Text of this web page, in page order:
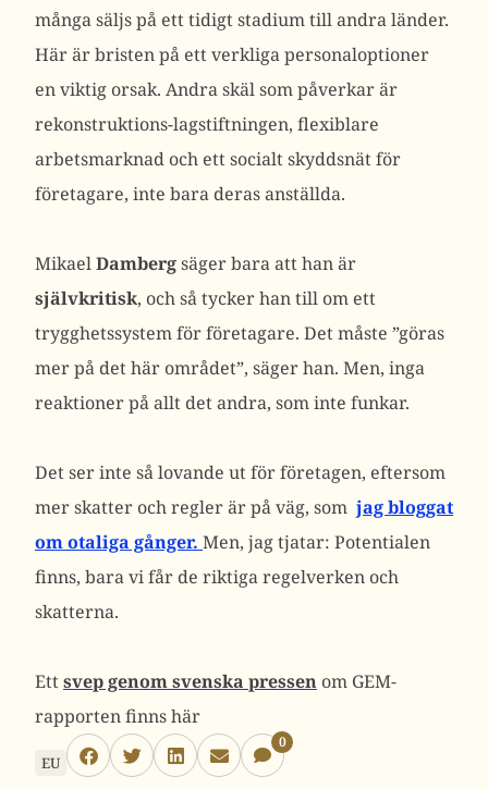
många säljs på ett tidigt stadium till andra länder.
Här är bristen på ett verkliga personaloptioner
en viktig orsak. Andra skäl som påverkar är
rekonstruktions-lagstiftningen, flexiblare
arbetsmarknad och ett socialt skyddsnät för
företagare, inte bara deras anställda.
MikaelDambergsäger bara att han är
självkritisk, och så tycker han till om ett
trygghetssystem för företagare. Det måste ”göras
mer på det här området”, säger han. Men, inga
reaktioner på allt det andra, som inte funkar.
Det ser inte så lovande ut för företagen, eftersom
mer skatter och regler är på väg, som jag bloggat
om otaliga gånger. Men, jag tjatar: Potentialen
finns, bara vi får de riktiga regelverken och
skatterna.
Ettsvep genom svenska pressen om GEM-
rapporten finns här
EU
0